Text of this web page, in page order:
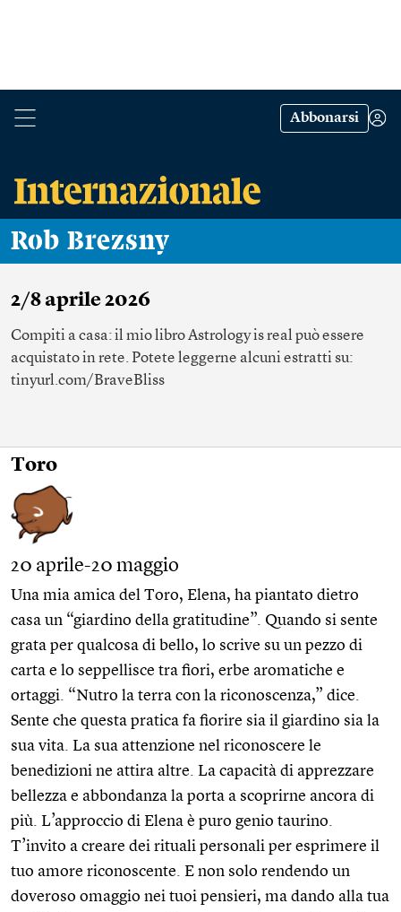
Abbonarsi
Rob Brezsny
2/8 aprile 2026
Compiti a casa: il mio libro Astrology is real può essere
acquistato in rete. Potete leggerne alcuni estratti su:
tinyurl.com/BraveBliss
Toro
20 aprile-20 maggio
Una mia amica del Toro, Elena, ha piantato dietro
casa un “giardino della gratitudine”. Quando si sente
grata per qualcosa di bello, lo scrive su un pezzo di
carta e lo seppellisce tra fiori, erbe aromatiche e
ortaggi. “Nutro la terra con la riconoscenza,” dice.
Sente che questa pratica fa fiorire sia il giardino sia la
sua vita. La sua attenzione nel riconoscere le
benedizioni ne attira altre. La capacità di apprezzare
bellezza e abbondanza la porta a scoprirne ancora di
più. L’approccio di Elena è puro genio taurino.
T’invito a creare dei rituali personali per esprimere il
tuo amore riconoscente. E non solo rendendo un
doveroso omaggio nei tuoi pensieri, ma dando alla tua